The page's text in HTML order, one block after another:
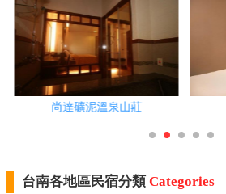
尚達礦泥溫泉山莊
台南各地區民宿分類Categories